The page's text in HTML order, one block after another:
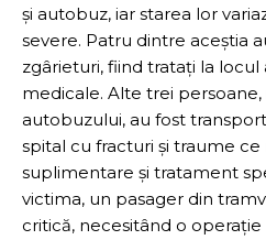
și autobuz, iar starea lor
severe. Patru dintre aceștia
zgârieturi, fiind tratați la
medicale. Alte trei persoane,
autobuzului, au fost
spital cu fracturi și traume ce
suplimentare și tratament
victima, un pasager din
critică, necesitând o